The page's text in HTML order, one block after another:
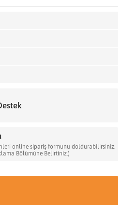
online sipariş formunu doldurabilirsiniz.
Bölümüne Belirtiniz.)